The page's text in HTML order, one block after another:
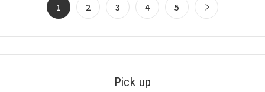
1 2 3 4 5
Pick up